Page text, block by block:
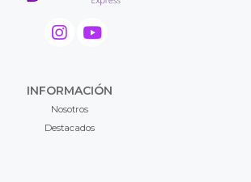
INFORMACIÓN
Nosotros
Destacados